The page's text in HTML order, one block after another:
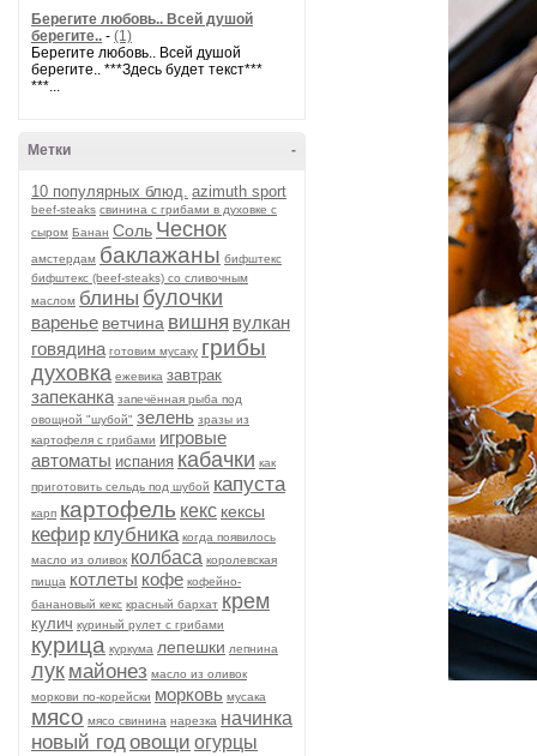
Берегите любовь.. Всей душой
берегите.. - (1)
Берегите любовь.. Всей душой
берегите.. ***Здесь будет текст***
***...
-
Метки
10 популярных блюд. azimuth sport
beef-stеаks cвинина с грибами в духовке с
сыром Банан Соль Чеснок
амстердам баклажаны бифштекс
бифштекс (beef-stеаks) со сливочным
маслом блины булочки
варенье ветчина вишня вулкан
говядина готовим мусаку грибы
духовка ежевика завтрак
запеканка запечённая рыба под
овощной "шубой" зелень зразы из
картофеля с грибами игровые
автоматы испания кабачки как
приготовить сельдь под шубой капуста
карп картофель кекс кексы
кефир клубника когда появилось
масло из оливок колбаса королевская
пицца котлеты кофе кофейно-
банановый кекс красный бархат крем
кулич куриный рулет с грибами
курица куркума лепешки лепнина
лук майонез масло из оливок
моркови по-корейски морковь мусака
мясо мясо свинина нарезка начинка
новый годовощи огурцы